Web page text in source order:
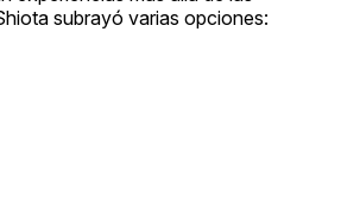
subrayó varias opciones: